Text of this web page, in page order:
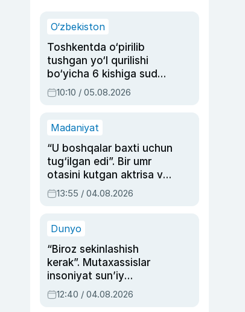
O‘zbekiston
Toshkentda o‘pirilib
tushgan yo‘l qurilishi
bo‘yicha 6 kishiga sud
hukmi o‘qildi
10:10 / 05.08.2026
Madaniyat
“U boshqalar baxti uchun
tug‘ilgan edi”. Bir umr
otasini kutgan aktrisa va
dublyaj ustasi Rimma
Ahmedovaning
13:55 / 04.08.2026
Dunyo
“Biroz sekinlashish
kerak”. Mutaxassislar
insoniyat sun’iy
intellektni boshqara
olmay qolishidan xavotir
12:40 / 04.08.2026